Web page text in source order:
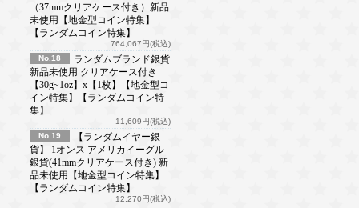
（37mmクリアケース付き）新品
未使用【地金型コイン特集】
【ランダムコイン特集】
764,067円(税込)
No.18
ランダムブランド銀貨
新品未使用 クリアケース付き
【30g~1oz】x【1枚】【地金型コ
イン特集】【ランダムコイン特
集】
11,609円(税込)
No.19
【ランダムイヤー銀
貨】 1オンス アメリカイーグル
銀貨(41mmクリアケース付き) 新
品未使用【地金型コイン特集】
【ランダムコイン特集】
12,270円(税込)